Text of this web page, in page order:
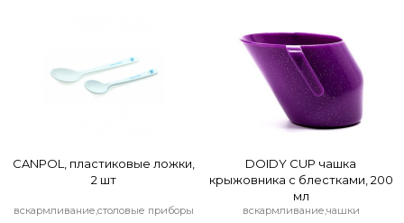
CANPOL, пластиковые ложки,
2 шт
вскармливание,столовые приборы
DOIDY CUP чашка
крыжовника с блестками, 200
мл
вскармливание,чашки